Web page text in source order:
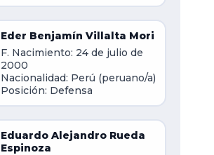
Eder Benjamín Villalta Mori
F. Nacimiento: 24 de julio de
2000
Nacionalidad: Perú (peruano/a)
Posición: Defensa
Eduardo Alejandro Rueda
Espinoza